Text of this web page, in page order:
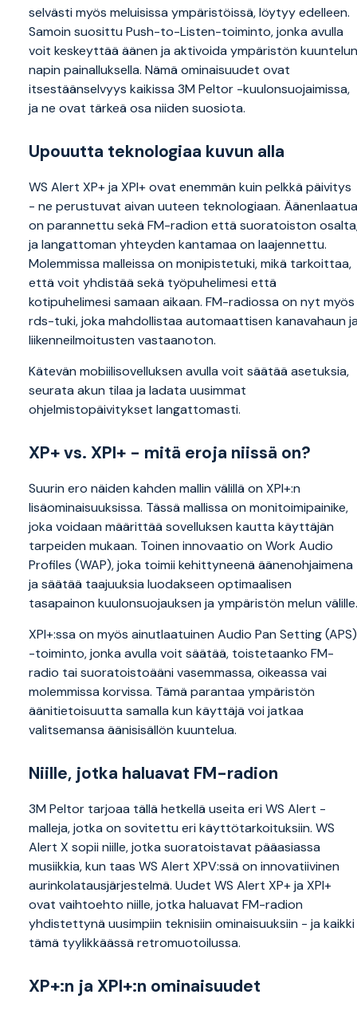
selvästi myös meluisissa ympäristöissä, löytyy edelleen.
Samoin suosittu Push-to-Listen-toiminto, jonka avulla
voit keskeyttää äänen ja aktivoida ympäristön kuuntelun
napin painalluksella. Nämä ominaisuudet ovat
itsestäänselvyys kaikissa 3M Peltor -kuulonsuojaimissa,
ja ne ovat tärkeä osa niiden suosiota.
Upouutta teknologiaa kuvun alla
WS Alert XP+ ja XPI+ ovat enemmän kuin pelkkä päivitys
- ne perustuvat aivan uuteen teknologiaan. Äänenlaatua
on parannettu sekä FM-radion että suoratoiston
ja langattoman yhteyden kantamaa on laajennettu.
Molemmissa malleissa on monipistetuki, mikä tarkoittaa,
että voit yhdistää sekä työpuhelimesi että
kotipuhelimesi samaan aikaan. FM-radiossa on nyt myös
rds-tuki, joka mahdollistaa automaattisen kanavahaun
liikenneilmoitusten vastaanoton.
Kätevän mobiilisovelluksen avulla voit säätää asetuksia,
seurata akun tilaa ja ladata uusimmat
ohjelmistopäivitykset langattomasti.
XP+ vs. XPI+ - mitä eroja niissä on?
Suurin ero näiden kahden mallin välillä on XPI+:n
lisäominaisuuksissa. Tässä mallissa on monitoimipainike,
joka voidaan määrittää sovelluksen kautta käyttäjän
tarpeiden mukaan. Toinen innovaatio on Work Audio
Profiles (WAP), joka toimii kehittyneenä äänenohjaimena
ja säätää taajuuksia luodakseen optimaalisen
tasapainon kuulonsuojauksen ja ympäristön melun välille.
XPI+:ssa on myös ainutlaatuinen Audio Pan Setting (APS)
-toiminto, jonka avulla voit säätää, toistetaanko FM-
radio tai suoratoistoääni vasemmassa, oikeassa vai
molemmissa korvissa. Tämä parantaa ympäristön
äänitietoisuutta samalla kun käyttäjä voi jatkaa
valitsemansa äänisisällön kuuntelua.
Niille, jotka haluavat FM-radion
3M Peltor tarjoaa tällä hetkellä useita eri WS Alert -
malleja, jotka on sovitettu eri käyttötarkoituksiin. WS
Alert X sopii niille, jotka suoratoistavat pääasiassa
musiikkia, kun taas WS Alert XPV:ssä on innovatiivinen
aurinkolatausjärjestelmä. Uudet WS Alert XP+ ja XPI+
ovat vaihtoehto niille, jotka haluavat FM-radion
yhdistettynä uusimpiin teknisiin ominaisuuksiin - ja kaikki
tämä tyylikkäässä retromuotoilussa.
XP+:n ja XPI+:n ominaisuudet